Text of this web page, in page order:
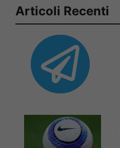
Articoli Recenti